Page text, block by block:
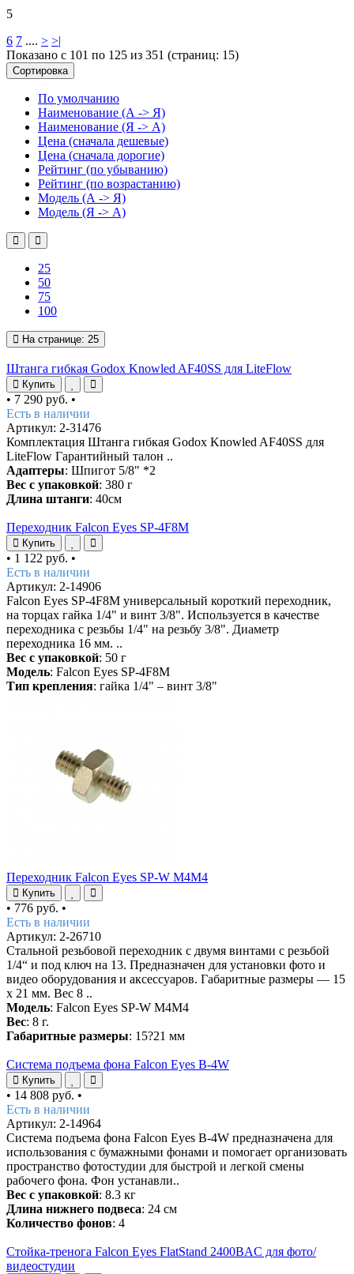
5
6 7 .... > >|
Показано с 101 по 125 из 351 (страниц: 15)
Сортировка
По умолчанию
Наименование (А -> Я)
Наименование (Я -> А)
Цена (сначала дешевые)
Цена (сначала дорогие)
Рейтинг (по убыванию)
Рейтинг (по возрастанию)
Модель (А -> Я)
Модель (Я -> А)
25
50
75
100
На странице: 25
Штанга гибкая Godox Knowled AF40SS для LiteFlow
Купить
• 7 290 руб. •
Есть в наличии
Артикул: 2-31476
Комплектация Штанга гибкая Godox Knowled AF40SS для
LiteFlow Гарантийный талон ..
Адаптеры: Шпигот 5/8" *2
Вес с упаковкой: 380 г
Длина штанги: 40см
Переходник Falcon Eyes SP-4F8M
Купить
• 1 122 руб. •
Есть в наличии
Артикул: 2-14906
Falcon Eyes SP-4F8M универсальный короткий переходник,
на торцах гайка 1/4" и винт 3/8". Используется в качестве
переходника с резьбы 1/4" на резьбу 3/8". Диаметр
переходника 16 мм. ..
Вес с упаковкой: 50 г
Модель: Falcon Eyes SP-4F8M
Тип крепления: гайка 1/4" – винт 3/8"
Переходник Falcon Eyes SP-W M4M4
Купить
• 776 руб. •
Есть в наличии
Артикул: 2-26710
Стальной резьбовой переходник с двумя винтами с резьбой
1/4“ и под ключ на 13. Предназначен для установки фото и
видео оборудования и аксессуаров. Габаритные размеры — 15
х 21 мм. Вес 8 ..
Модель: Falcon Eyes SP-W M4M4
Вес: 8 г.
Габаритные размеры: 15?21 мм
Система подъема фона Falcon Eyes B-4W
Купить
• 14 808 руб. •
Есть в наличии
Артикул: 2-14964
Система подъема фона Falcon Eyes B-4W предназначена для
использования с бумажными фонами и помогает организовать
пространство фотостудии для быстрой и легкой смены
рабочего фона. Фон устанавли..
Вес с упаковкой: 8.3 кг
Длина нижнего подвеса: 24 см
Количество фонов: 4
Стойка-тренога Falcon Eyes FlatStand 2400BAC для фото/
видеостудии